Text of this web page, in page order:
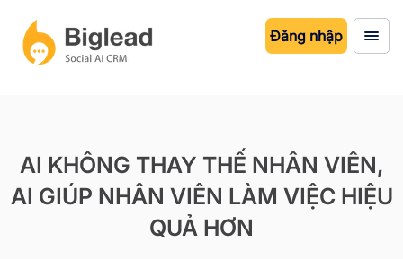
Đăng nhập
AI KHÔNG THAY THẾ NHÂN VIÊN,
AI GIÚP NHÂN VIÊN LÀM VIỆC HIỆU
QUẢ HƠN